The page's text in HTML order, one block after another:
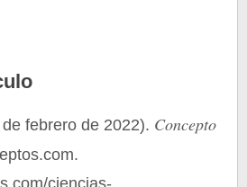
febrero de 2022). Concepto
ciencias-